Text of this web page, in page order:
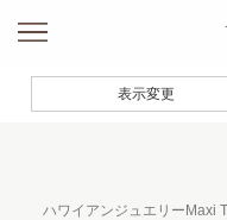
ハワイアンジュエリーMaxi
表示変更